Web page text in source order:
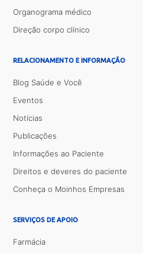
Organograma médico
Direção corpo clínico
RELACIONAMENTO E INFORMAÇÃO
Blog Saúde e Você
Eventos
Notícias
Publicações
Informações ao Paciente
Direitos e deveres do paciente
Conheça o Moinhos Empresas
SERVIÇOS DE APOIO
Farmácia